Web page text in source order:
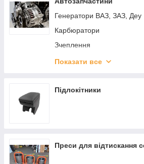
Генератори ВАЗ, ЗАЗ, Деу
Карбюратори
Зчеплення
Амортизатори
Показати все
Підлокітники
Преси для відтискання